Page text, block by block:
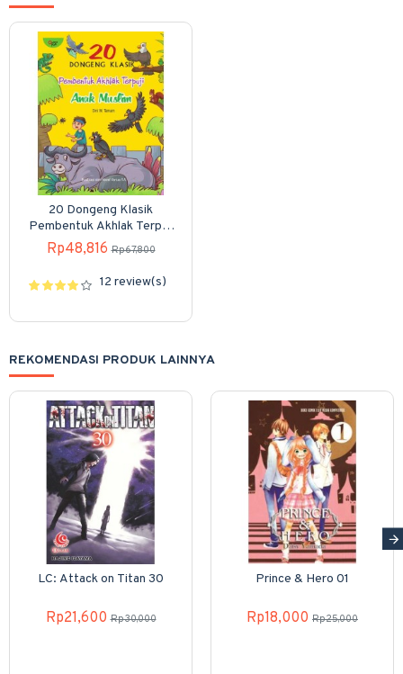
20 Dongeng Klasik
Pembentuk Akhlak Terpuji
Anak Muslim
Rp48,816 Rp67,800
12 review(s)
REKOMENDASI PRODUK LAINNYA
LC: Attack on Titan 30
Rp21,600 Rp30,000
Prince & Hero 01
Rp18,000 Rp25,000